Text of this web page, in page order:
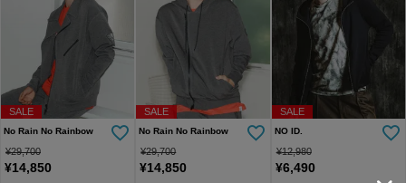
SALE
No Rain No Rainbow
¥29,700
¥14,850
SALE
No Rain No Rainbow
¥29,700
¥14,850
SALE
NO ID.
¥12,980
¥6,490